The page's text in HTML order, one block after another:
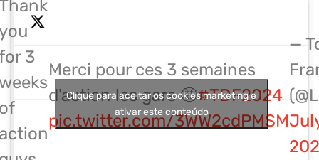
3
Merci pour ces 3 semaines
d'action les gars 🤩#TDF2024
pic.twitter.com/3WW2cdPMSM
—
Clique para aceitar os cookies marketing e
ativar este conteúdo